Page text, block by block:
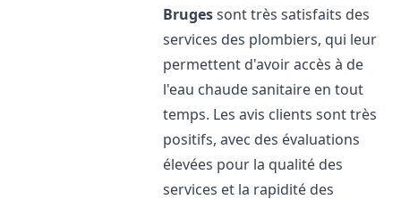
Brugessont très satisfaits des
services des plombiers, qui leur
permettent d'avoir accès à de
l'eau chaude sanitaire en tout
temps. Les avis clients sont très
positifs, avec des évaluations
élevées pour la qualité des
services et la rapidité des